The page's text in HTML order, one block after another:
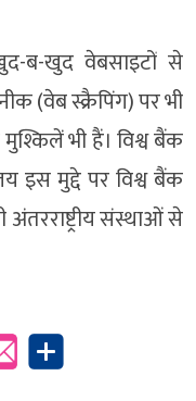
ब-खुद वेबसाइटों से
(वेब स्क्रैपिंग) पर भी
भी हैं। विश्व बैंक
इस मुद्दे पर विश्व बैंक
अंतरराष्ट्रीय संस्थाओं से